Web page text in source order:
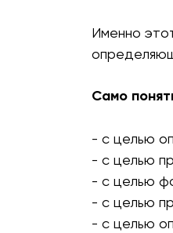
Именно
Само
- с целью
- с целью
- с целью
- с целью
- с целью